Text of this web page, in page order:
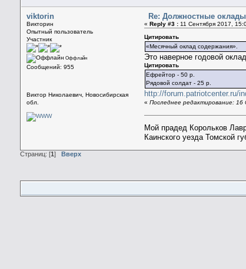
viktorin
Викторин
Опытный пользователь
Участник
Оффлайн
Сообщений: 955
Виктор Николаевич, Новосибирская
обл.
Re: Должностные
«Reply #3 : 11 Сентября 2017,
Цитировать
«Месячный оклад содержания».
Это наверное годовой
Цитировать
Ефрейтор - 50 р.
Рядовой солдат - 25 р.
http://forum.patriotcenter.ru/
«Последнее редактирование:
Мой прадед Корольков
Каинского уезда Томской
Страниц: [1] Вверх